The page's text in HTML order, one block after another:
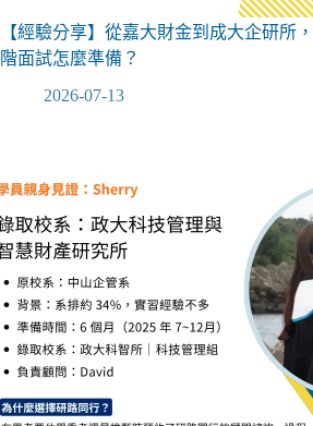
【經驗分享】從嘉大財金到成大企研所
階面試怎麼準備？
2026-07-13